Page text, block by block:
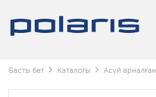
Басты бет Каталогы Асүй
және
миксерлер